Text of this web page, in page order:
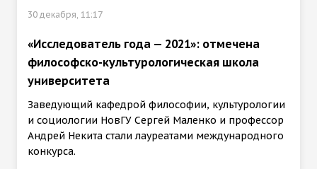
30 декабря, 11:17
«Исследователь года — 2021»: отмечена
философско-культурологическая школа
университета
Заведующий кафедрой философии, культурологии
и социологии НовГУ Сергей Маленко и профессор
Андрей Некита стали лауреатами международного
конкурса.